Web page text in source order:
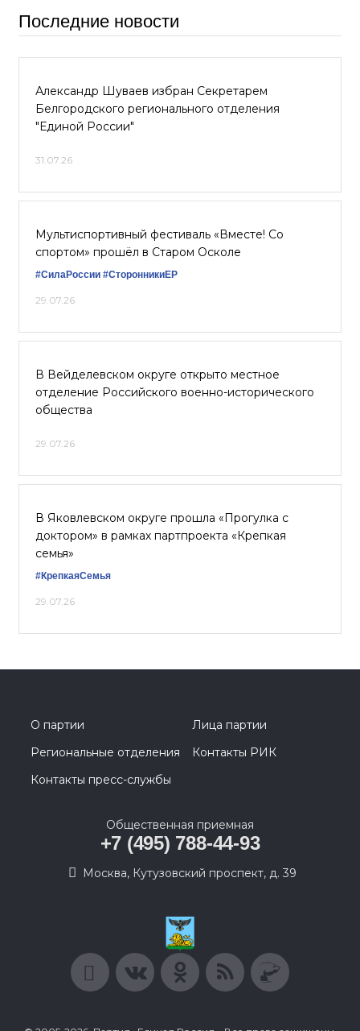
Последние новости
Александр Шуваев избран Секретарем
Белгородского регионального отделения
"Единой России"
31.07.26
Мультиспортивный фестиваль «Вместе! Со
спортом» прошёл в Старом Осколе
#СилаРоссии #СторонникиЕР
29.07.26
В Вейделевском округе открыто местное
отделение Российского военно-исторического
общества
29.07.26
В Яковлевском округе прошла «Прогулка с
доктором» в рамках партпроекта «Крепкая
семья»
#КрепкаяСемья
29.07.26
О партии
Лица партии
Региональные отделения
Контакты РИК
Контакты пресс-службы
Общественная приемная
+7 (495) 788-44-93
Москва, Кутузовский проспект, д. 39